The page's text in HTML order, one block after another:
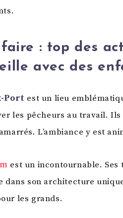
: top des
avec des
Port est un lieu
les pêcheurs au travail.
L’ambiance y est
est un incontournable.
dans son architecture
les grands.